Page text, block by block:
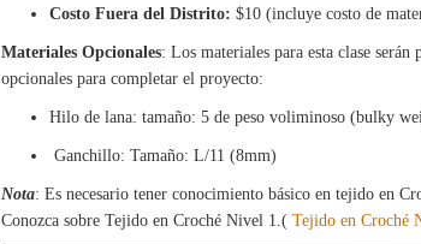
Costo Fuera del Distrito: $10 (incluye costo de
Materiales Opcionales: Los materiales para esta clase
opcionales para completar el proyecto:
Hilo de lana: tamaño: 5 de peso voliminoso (bulky
Ganchillo: Tamaño: L/11 (8mm)
Nota: Es necesario tener conocimiento básico en tejido en
Conozca sobre Tejido en Croché Nivel 1.(Tejido en Croché